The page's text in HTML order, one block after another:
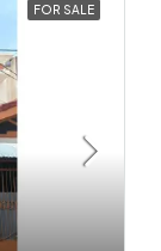
FOR SALE